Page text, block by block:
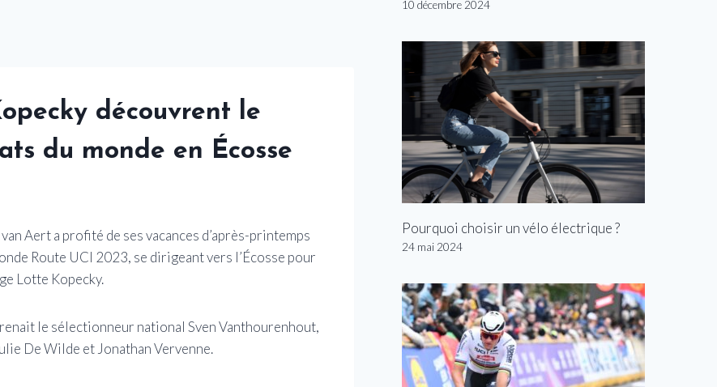
découvrent le
du monde en Écosse
Aert a profité de ses vacances d’après-printemps
Route UCI 2023, se dirigeant vers l’Écosse pour
Lotte Kopecky.
le sélectionneur national Sven Vanthourenhout,
De Wilde et Jonathan Vervenne.
10 décembre 2024
Pourquoi choisir un vélo électrique ?
24 mai 2024